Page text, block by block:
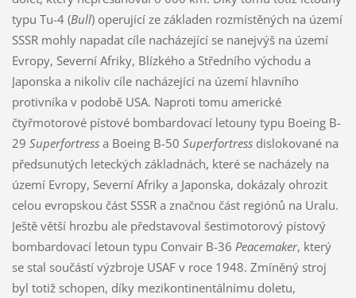
typu Tu-4 (Bull) operující ze základen rozmístěných na území
SSSR mohly napadat cíle nacházející se nanejvýš na území
Evropy, Severní Afriky, Blízkého a Středního východu a
Japonska a nikoliv cíle nacházející na území hlavního
protivníka v podobě USA. Naproti tomu americké
čtyřmotorové pístové bombardovací letouny typu Boeing B-
29 Superfortressa Boeing B-50 Superfortressdislokované na
předsunutých leteckých základnách, které se nacházely na
území Evropy, Severní Afriky a Japonska, dokázaly ohrozit
celou evropskou část SSSR a značnou část regiónů na Uralu.
Ještě větší hrozbu ale představoval šestimotorový pístový
bombardovací letoun typu Convair B-36 Peacemaker, který
se stal součástí výzbroje USAF v roce 1948. Zmíněný stroj
byl totiž schopen, díky mezikontinentálnímu doletu,